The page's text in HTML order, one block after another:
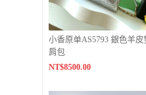
小香原单AS5793 銀色羊皮
肩包
NT$8500.00